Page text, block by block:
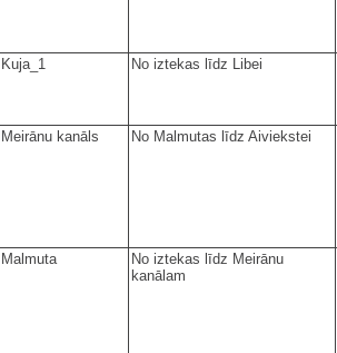
Kuja_1 No iztekas līdz Libei
Meirānu kanāls No Malmutas līdz Aiviekstei
Malmuta
No iztekas līdz Meirānu
kanālam